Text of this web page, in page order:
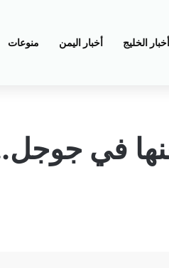
أخبار الخليج أخبار اليمن منوعات
في